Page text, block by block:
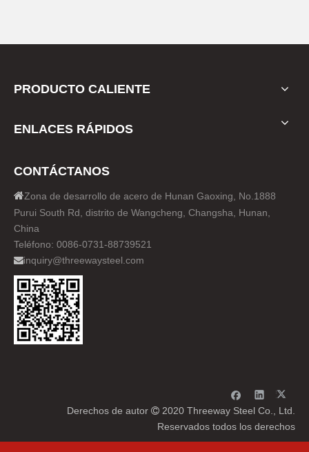
PRODUCTO CALIENTE
ENLACES RÁPIDOS
CONTÁCTANOS
Zona de desarrollo de acero de Hunan Gaoxing, No.1888
Purui South Rd, distrito de Wangcheng, Changsha, Hunan,
China
Teléfono: 0086-0731-88739521
inquiry@threewaysteel.com
Derechos de autor  2020 Threeway Steel Co., Ltd.
Reservados todos los derechos